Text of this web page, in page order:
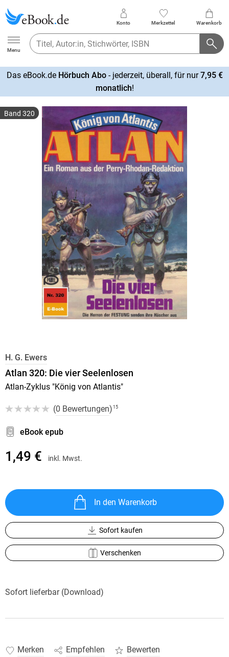
Ebook.de
Menu
Konto Merkzettel Warenkorb
Das eBook.de Hörbuch Abo- jederzeit, überall, für nur7,95 €
monatlich!
Band 320
H. G. Ewers
Atlan 320: Die vier Seelenlosen
Atlan-Zyklus "König von Atlantis"
(0 Bewertungen) 15
eBook epub
1,49 € inkl. Mwst.
In den Warenkorb
Sofort kaufen
Verschenken
Sofort lieferbar (Download)
Merken Empfehlen Bewerten